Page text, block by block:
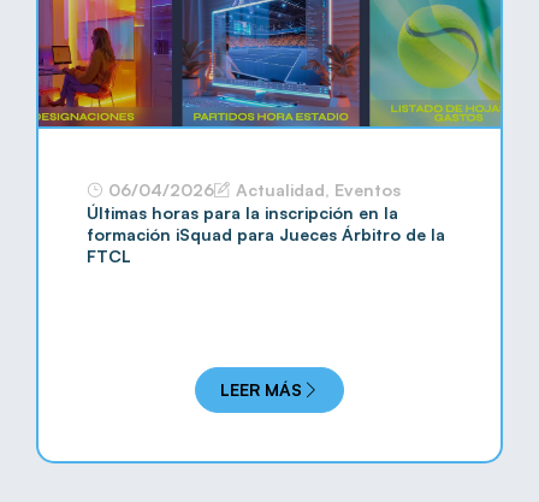
06/04/2026 Actualidad, Eventos
Últimas horas para la inscripción en la
formación iSquad para Jueces Árbitro de la
FTCL
LEER MÁS